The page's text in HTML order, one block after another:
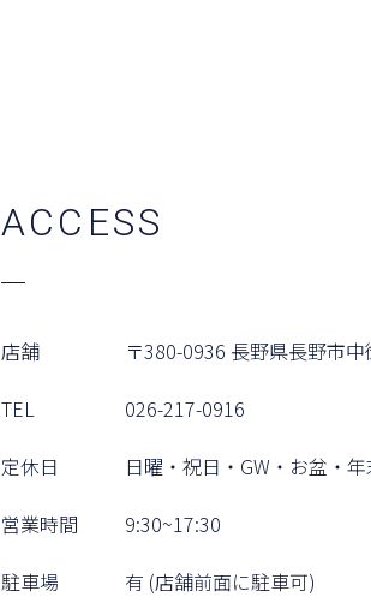
ACC ESS
店舗 〒380-0936 ⻑野県⻑野市
TEL
026-217-0916
定休⽇
⽇曜・祝⽇・GW・お盆・
営業時間
9:30~17:30
駐⾞場
有 (店舗前⾯に駐⾞可)